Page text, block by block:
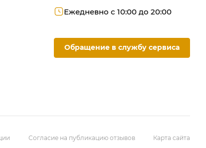
Ежедневно с 10:00 до 20:00
Обращение в службу сервиса
Согласие на публикацию отзывов Карта сайта